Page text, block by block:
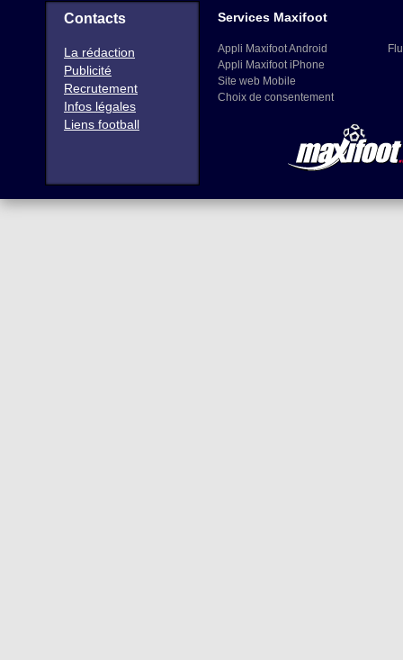
Contacts
La rédaction
Publicité
Recrutement
Infos légales
Liens football
Services Maxifoot
Appli Maxifoot Android
Appli Maxifoot iPhone
Site web Mobile
Choix de consentement